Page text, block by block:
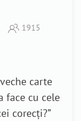
1915
carte
face cu cele
corecți?”